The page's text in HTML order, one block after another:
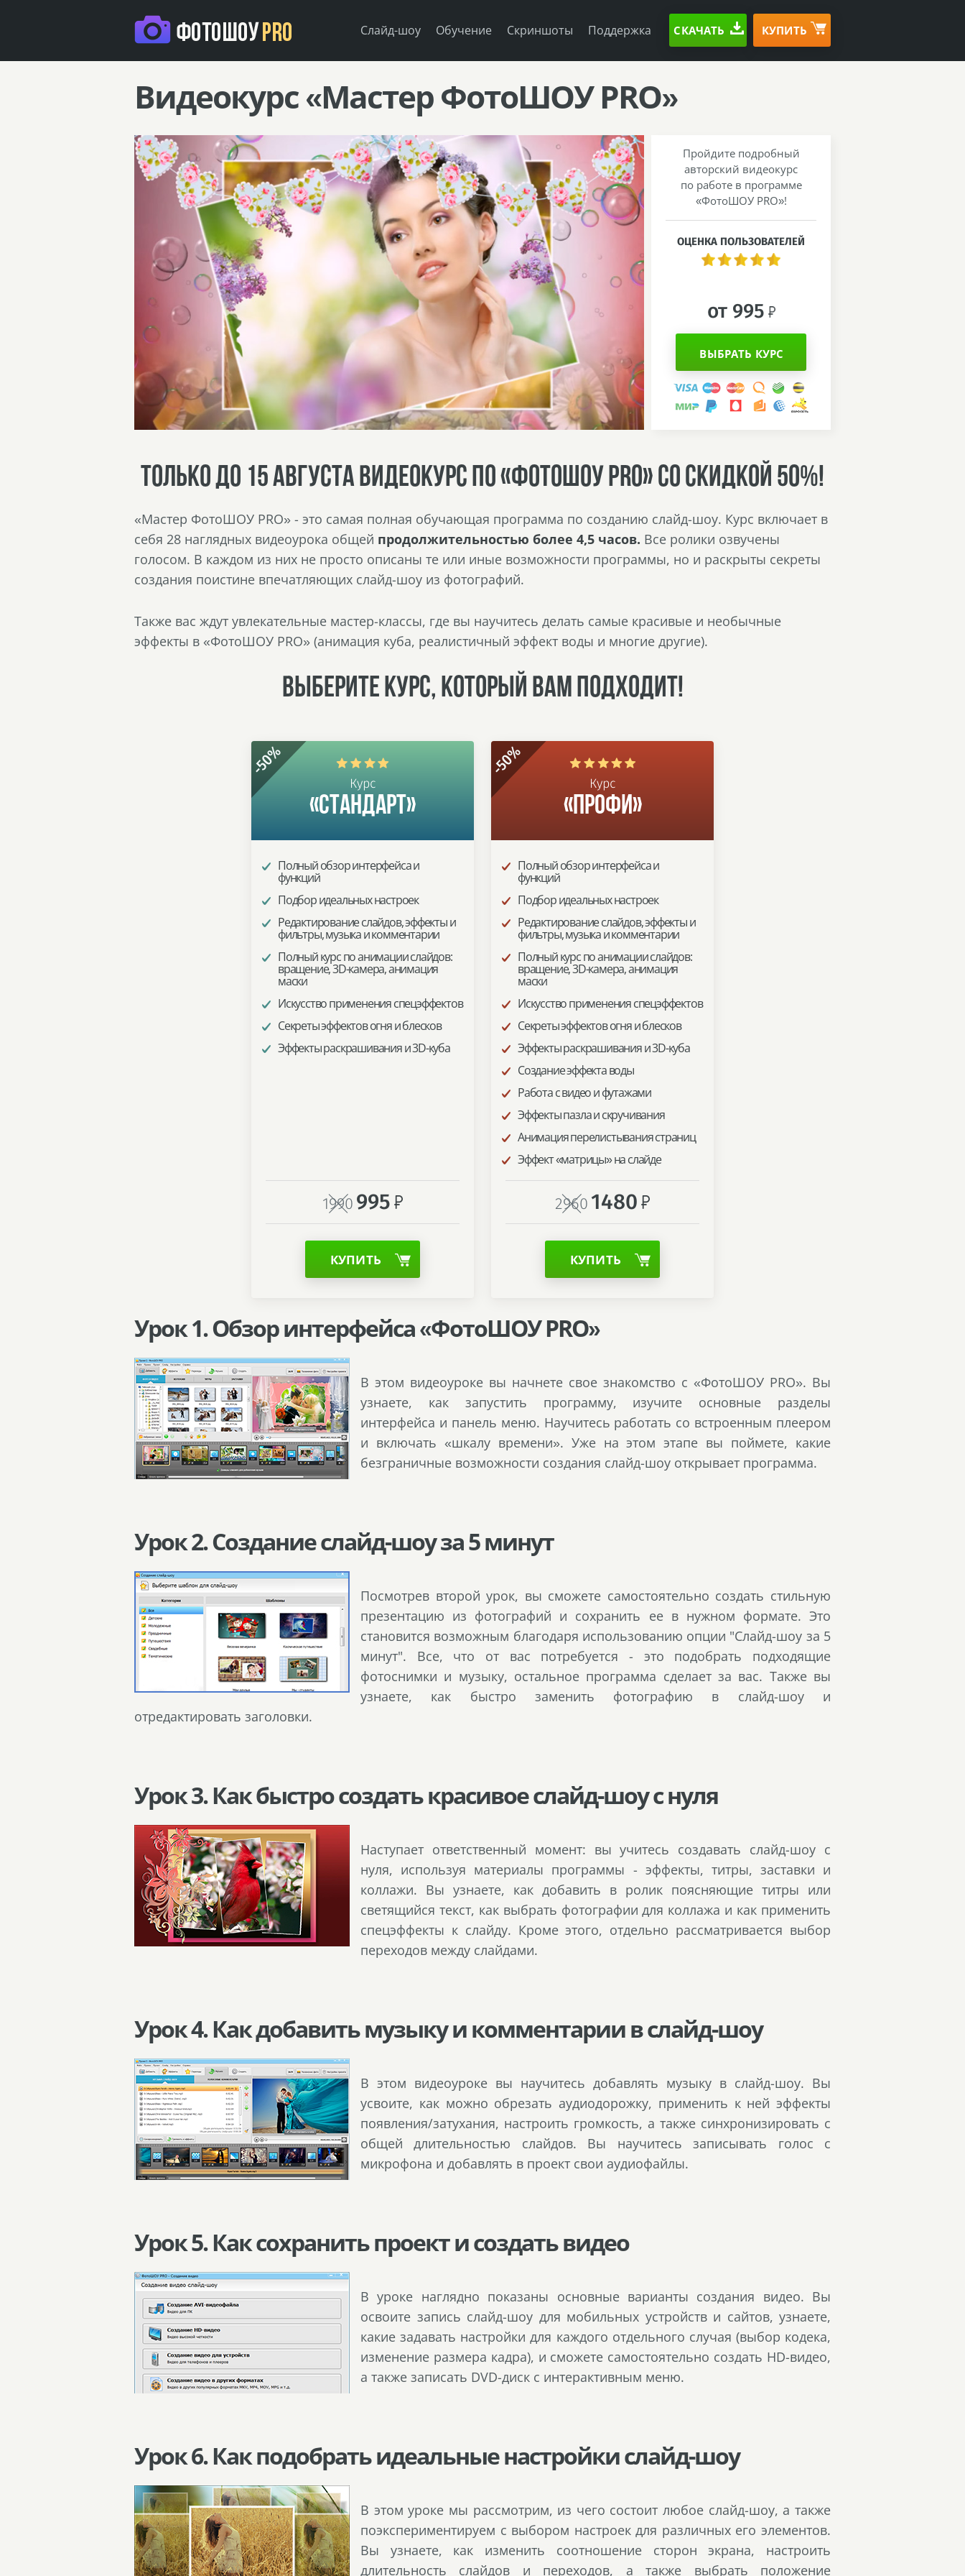
Слайд-шоу Обучение Скриншоты Поддержка СКАЧАТЬ КУПИТЬ
Видеокурс «Мастер ФотоШОУ PRO»
Пройдите подробный
авторский видеокурс
по работе в программе
«ФотоШОУ PRO»!
ОЦЕНКА ПОЛЬЗОВАТЕЛЕЙ
от 995
ВЫБРАТЬ КУРС
ТОЛЬКО ДО 15 АВГУСТА ВИДЕОКУРС ПО «ФОТОШОУ PRO» СО СКИДКОЙ 50%!
«Мастер ФотоШОУ PRO» - это самая полная обучающая программа по созданию слайд-шоу. Курс включает в
себя 28 наглядных видеоурока общей продолжительностью более 4,5 часов. Все ролики озвучены
голосом. В каждом из них не просто описаны те или иные возможности программы, но и раскрыты секреты
создания поистине впечатляющих слайд-шоу из фотографий.
Также вас ждут увлекательные мастер-классы, где вы научитесь делать самые красивые и необычные
эффекты в «ФотоШОУ PRO» (анимация куба, реалистичный эффект воды и многие другие).
ВЫБЕРИТЕ КУРС, КОТОРЫЙ ВАМ ПОДХОДИТ!
Курс
«Стандарт»
-50%
Полный обзор интерфейса и
функций
Подбор идеальных настроек
Редактирование слайдов, эффекты и
фильтры, музыка и комментарии
Полный курс по анимации слайдов:
вращение, 3D-камера, анимация
маски
Искусство применения спецэффектов
Секреты эффектов огня и блесков
Эффекты раскрашивания и 3D-куба
1990 995
КУПИТЬ
Курс
«Профи»
-50%
Полный обзор интерфейса и
функций
Подбор идеальных настроек
Редактирование слайдов, эффекты и
фильтры, музыка и комментарии
Полный курс по анимации слайдов:
вращение, 3D-камера, анимация
маски
Искусство применения спецэффектов
Секреты эффектов огня и блесков
Эффекты раскрашивания и 3D-куба
Создание эффекта воды
Работа с видео и футажами
Эффекты пазла и скручивания
Анимация перелистывания страниц
Эффект «матрицы» на слайде
2960 1480
КУПИТЬ
Урок 1. Обзор интерфейса «ФотоШОУ PRO»
В этом видеоуроке вы начнете свое знакомство с «ФотоШОУ PRO». Вы
узнаете, как запустить программу, изучите основные разделы
интерфейса и панель меню. Научитесь работать со встроенным плеером
и включать «шкалу времени». Уже на этом этапе вы поймете, какие
безграничные возможности создания слайд-шоу открывает программа.
Урок 2. Создание слайд-шоу за 5 минут
Посмотрев второй урок, вы сможете самостоятельно создать стильную
презентацию из фотографий и сохранить ее в нужном формате. Это
становится возможным благодаря использованию опции "Слайд-шоу за 5
минут". Все, что от вас потребуется - это подобрать подходящие
фотоснимки и музыку, остальное программа сделает за вас. Также вы
узнаете, как быстро заменить фотографию в слайд-шоу и
отредактировать заголовки.
Урок 3. Как быстро создать красивое слайд-шоу с нуля
Наступает ответственный момент: вы учитесь создавать слайд-шоу с
нуля, используя материалы программы - эффекты, титры, заставки и
коллажи. Вы узнаете, как добавить в ролик поясняющие титры или
светящийся текст, как выбрать фотографии для коллажа и как применить
спецэффекты к слайду. Кроме этого, отдельно рассматривается выбор
переходов между слайдами.
Урок 4. Как добавить музыку и комментарии в слайд-шоу
В этом видеоуроке вы научитесь добавлять музыку в слайд-шоу. Вы
усвоите, как можно обрезать аудиодорожку, применить к ней эффекты
появления/затухания, настроить громкость, а также синхронизировать с
общей длительностью слайдов. Вы научитесь записывать голос с
микрофона и добавлять в проект свои аудиофайлы.
Урок 5. Как сохранить проект и создать видео
В уроке наглядно показаны основные варианты создания видео. Вы
освоите запись слайд-шоу для мобильных устройств и сайтов, узнаете,
какие задавать настройки для каждого отдельного случая (выбор кодека,
изменение размера кадра), и сможете самостоятельно создать HD-видео,
а также записать DVD-диск с интерактивным меню.
Урок 6. Как подобрать идеальные настройки слайд-шоу
В этом уроке мы рассмотрим, из чего состоит любое слайд-шоу, а также
поэкспериментируем с выбором настроек для различных его элементов.
Вы узнаете, как изменить соотношение сторон экрана, настроить
длительность слайдов и переходов, а также выбрать положение